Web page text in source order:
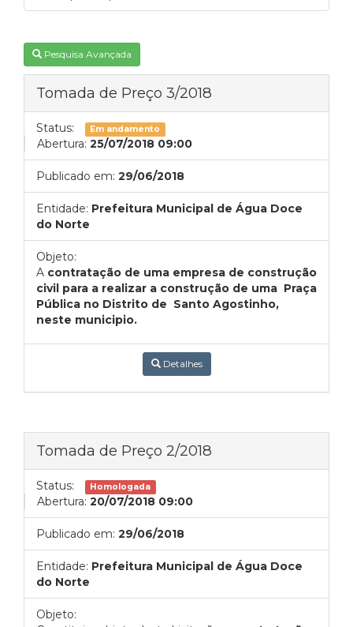
Pesquisa Avançada
Tomada de Preço 3/2018
Status: Em andamento
Abertura: 25/07/2018 09:00
Publicado em: 29/06/2018
Entidade: Prefeitura Municipal de Água Doce
do Norte
Objeto:
A contratação de uma empresa de construção
civil para a realizar a construção de uma Praça
Pública no Distrito de Santo Agostinho,
neste municipio.
Detalhes
Tomada de Preço 2/2018
Status: Homologada
Abertura: 20/07/2018 09:00
Publicado em: 29/06/2018
Entidade: Prefeitura Municipal de Água Doce
do Norte
Objeto: